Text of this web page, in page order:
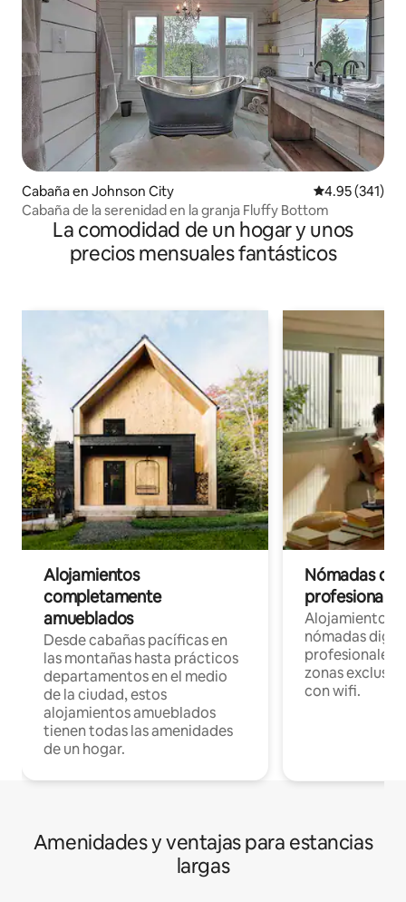
Cabaña en Johnson City Calificación
4.95 (341)
Cabaña de la serenidad en la granja Fluffy Bottom
La comodidad de un hogar y unos
precios mensuales fantásticos
Alojamientos
completamente
amueblados
Desde cabañas pacíficas en
las montañas hasta prácticos
departamentos en el medio
de la ciudad, estos
alojamientos amueblados
tienen todas las amenidades
de un hogar.
Nómadas
Alojamientos
nómadas
profesionales
zonas
con wifi.
Amenidades y ventajas para estancias
largas